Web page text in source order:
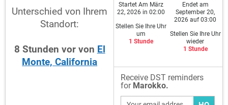
Unterschied von Ihrem
Standort:
8 Stunden vor von El
Monte, California
Startet Am März
22, 2026 in 02:00
Stellen Sie Ihre Uhr
um
1 Stunde
Endet am
September 20,
2026 auf 03:00
Stellen Sie Ihre Uhr
wieder
1 Stunde
Receive DST reminders
for Marokko.